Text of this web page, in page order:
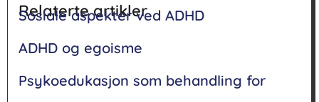
Relaterte artikler
Sosiale aspekter ved ADHD
ADHD og egoisme
Psykoedukasjon som behandling for